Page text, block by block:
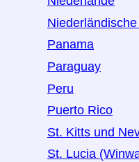
Panama
Paraguay
Peru
Puerto Rico
St. Kitts und
St. Lucia